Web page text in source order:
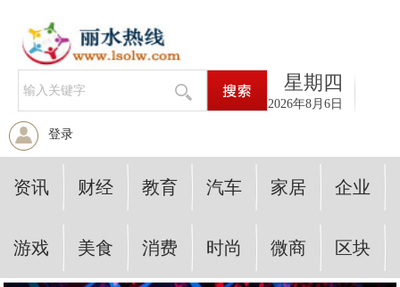
星期四
2026年8月6日
登录
资讯 财经 教育 汽车 家居 企业
游戏 美食 消费 时尚 微商 区块